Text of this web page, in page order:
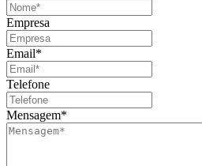
Empresa
Email*
Telefone
Mensagem*